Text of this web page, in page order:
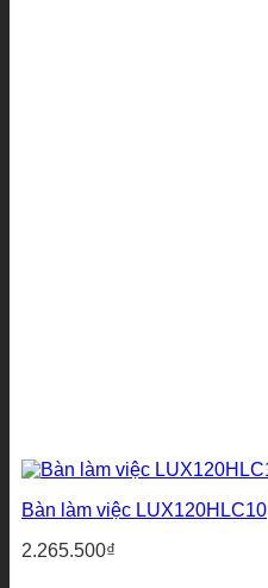
Bàn làm việc LUX120HLC10
2.265.500₫